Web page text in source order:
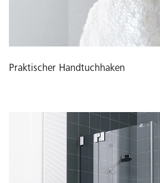
Praktischer Handtuchhaken